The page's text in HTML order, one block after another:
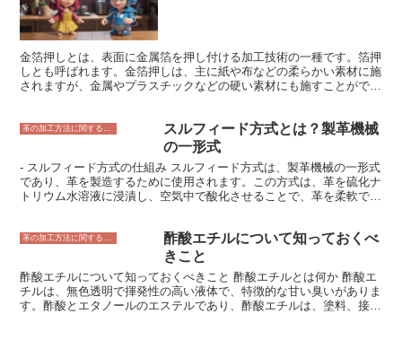
ることができます。 トンネル式乾燥機は、革製品の乾燥工程を効率
的に行うことができるため、革製品の製造工場には欠かせない機器と
なっています。トンネル式乾燥機を使用することで、革製品の乾燥時
間を短縮し、生産性を向上させることができます。また、トンネル式
乾燥機は、革製品の乾燥ムラを少なくすることができ、革製品の品質
を向上させることができます。
金箔押しとは、表面に金属箔を押し付ける加工技術の一種です。箔押
しとも呼ばれます。金箔押しは、主に紙や布などの柔らかい素材に施
されますが、金属やプラスチックなどの硬い素材にも施すことができ
箔を素材に押し付けることで加工を施します。金箔は、金や銀、銅な
どの金属を薄く延ばしたもので、非常に薄いため、素材に押し付けて
も破れません。金箔押しは、専用の機械を使用して行われます。機械
は、金箔を素材に押し付けるための金型と、金箔を素材に押し付ける
ためのローラーを備えています。金型は、加工する素材の形に合わせ
て作られており、ローラーは、金箔を素材に押し付ける圧力を調整す
効果があります。そのため、金箔押しは、名刺や招待状、賞状などの
印刷物によく使用されています。また、金箔押しは、陶器や漆器など
の工芸品にもよく使用されています。金箔押しは、素材の美しさを引
き立てることができる加工技術であり、古くから親しまれている技法
です。
スルフィード方式とは？製革機械
の一形式
- スルフィード方式の仕組み スルフィード方式は、製革機械の一形式
であり、革を製造するために使用されます。この方式は、革を硫化ナ
トリウム水溶液に浸漬し、空気中で酸化させることで、革を柔軟で耐
硫化ナトリウム水溶液は、革の繊維を膨潤させ、柔らかくします。次
に、革を空気中で酸化させます。これにより、革の繊維が硬化し、耐
久性のあるものになります。 スルフィード方式は、革を製造するた
めに広く使用されている方法です。この方式は、革を柔軟で耐久性の
あるものにすることができるため、靴、バッグ、衣服など、さまざま
な製品に使用されています。
革の加工方法に関すること
酢酸エチルについて知っておくべ
きこと
酢酸エチルについて知っておくべきこと 酢酸エチルとは何か 酢酸エ
チルは、無色透明で揮発性の高い液体で、特徴的な甘い臭いがありま
す。酢酸とエタノールのエステルであり、酢酸エチルは、塗料、接着